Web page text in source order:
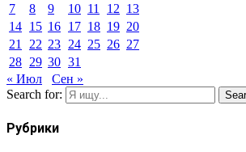
7
8 9 10 11 12 13
14 15 16 17 18 19 20
21
22 23 24 25 26 27
28 29 30 31
« Июл
Сен »
Search for:
Рубрики